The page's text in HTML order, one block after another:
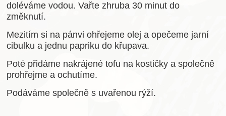
doléváme vodou. Vařte zhruba 30 minut do
změknutí.
Mezitím si na pánvi ohřejeme olej a opečeme jarní
cibulku a jednu papriku do křupava.
Poté přidáme nakrájené tofu na kostičky a společně
prohřejme a ochutíme.
Podáváme společně s uvařenou rýží.